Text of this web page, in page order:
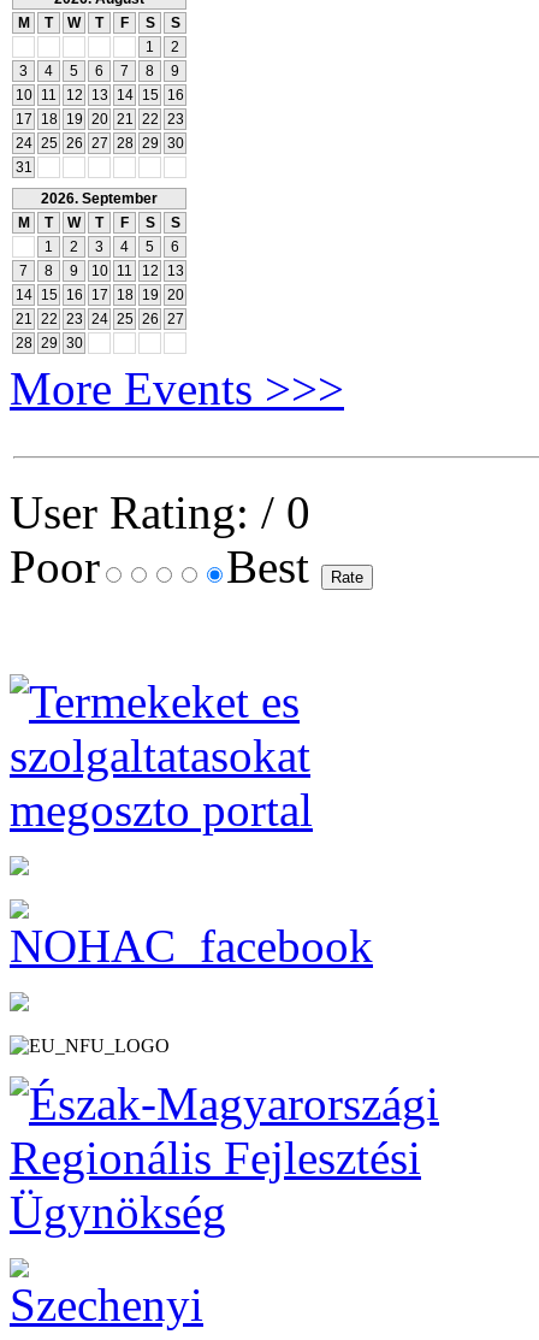
M
T W T F S
S
1
2
3
4 5 6 7 8
9
10
11 12 13 14 15
16
17
18 19 20 21 22 23
24 25 26 27 28 29 30
31
2026. September
M
T W T F S
S
1
2 3 4 5
6
7
8 9 10 11 12
13
14
15 16 17 18 19 20
21 22 23 24 25 26 27
28 29 30
More Events >>>
User Rating: / 0
Poor
Best